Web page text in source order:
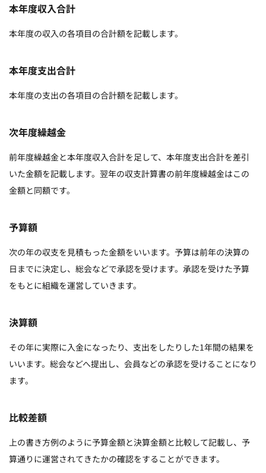
本年度収入合計
本年度の収入の各項目の合計額を記載します。
本年度支出合計
本年度の支出の各項目の合計額を記載します。
次年度繰越金
前年度繰越金と本年度収入合計を足して、本年度支出合計を差引
いた金額を記載します。翌年の収支計算書の前年度繰越金はこの
金額と同額です。
予算額
次の年の収支を見積もった金額をいいます。予算は前年の決算の
日までに決定し、総会などで承認を受けます。承認を受けた予算
をもとに組織を運営していきます。
決算額
その年に実際に入金になったり、支出をしたりした1年間の結果を
いいます。総会などへ提出し、会員などの承認を受けることになり
ます。
比較差額
上の書き方例のように予算金額と決算金額と比較して記載し、予
算通りに運営されてきたかの確認をすることができます。